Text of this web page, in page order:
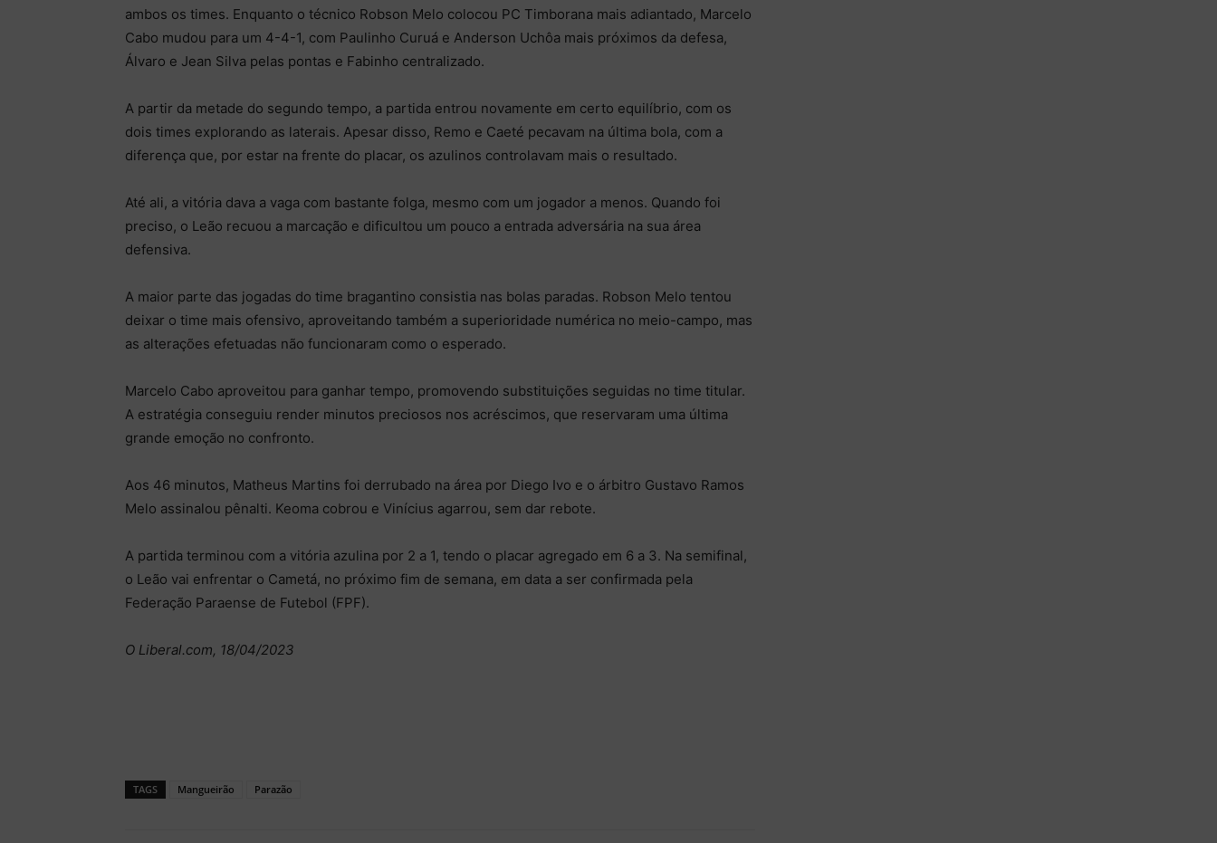
ambos os times. Enquanto o técnico Robson Melo colocou PC Timborana mais adiantado, Marcelo
Cabo mudou para um 4-4-1, com Paulinho Curuá e Anderson Uchôa mais próximos da defesa,
Álvaro e Jean Silva pelas pontas e Fabinho centralizado.
A partir da metade do segundo tempo, a partida entrou novamente em certo equilíbrio, com os
dois times explorando as laterais. Apesar disso, Remo e Caeté pecavam na última bola, com a
diferença que, por estar na frente do placar, os azulinos controlavam mais o resultado.
Até ali, a vitória dava a vaga com bastante folga, mesmo com um jogador a menos. Quando foi
preciso, o Leão recuou a marcação e dificultou um pouco a entrada adversária na sua área
defensiva.
A maior parte das jogadas do time bragantino consistia nas bolas paradas. Robson Melo tentou
deixar o time mais ofensivo, aproveitando também a superioridade numérica no meio-campo, mas
as alterações efetuadas não funcionaram como o esperado.
Marcelo Cabo aproveitou para ganhar tempo, promovendo substituições seguidas no time titular.
A estratégia conseguiu render minutos preciosos nos acréscimos, que reservaram uma última
grande emoção no confronto.
Aos 46 minutos, Matheus Martins foi derrubado na área por Diego Ivo e o árbitro Gustavo Ramos
Melo assinalou pênalti. Keoma cobrou e Vinícius agarrou, sem dar rebote.
A partida terminou com a vitória azulina por 2 a 1, tendo o placar agregado em 6 a 3. Na semifinal,
o Leão vai enfrentar o Cametá, no próximo fim de semana, em data a ser confirmada pela
Federação Paraense de Futebol (FPF).
O Liberal.com, 18/04/2023
TAGS Mangueirão Parazão